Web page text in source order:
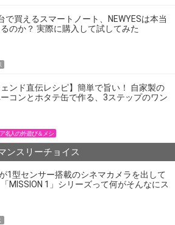
で買えるスマートノート、NEWYESは本当
のか？ 実際に購入して試してみた
ェンド直伝レシピ】簡単で旨い！ 自家製の
コンとホタテ缶で作る、3ステップのワン
名人の外遊び＆メシ
ンスリーチョイス
1型センサー搭載のシネマカメラを出して
MISSION 1」シリーズって何がそんなにス